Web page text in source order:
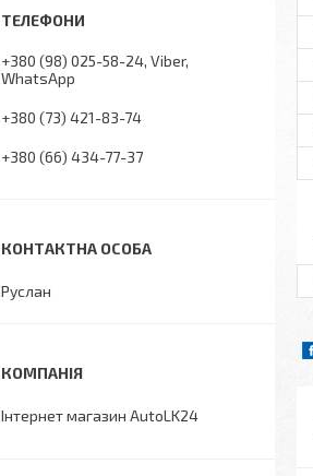
+380 (98) 025-58-24 Viber
WhatsApp
+380 (73) 421-83-74
+380 (66) 434-77-37
Руслан
Інтернет магазин AutoLK24